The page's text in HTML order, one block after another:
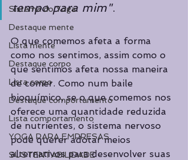
Sistema do Yoga
Destaque mente
Lista mente
Destaque corpo
Lista corpo
Destaque comportamento
Lista comportamento
YOGA PARA EMPRESAS
SUSTENTABILIDADE
tempo para mim".
O que comemos afeta a forma
como nos sentimos, assim como o
que sentimos afeta nossa maneira
de comer. Como num baile
bioquímico, se o que comemos nos
oferece uma quantidade reduzida
de nutrientes, o sistema nervoso
pode querer adotar meios
alternativos para desenvolver suas